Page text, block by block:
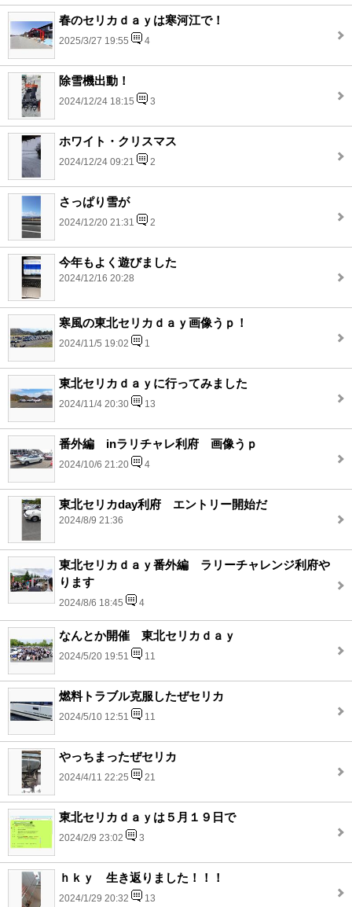
春のセリカｄａｙは寒河江で！
2025/3/27 19:55 4
除雪機出動！
2024/12/24 18:15 3
ホワイト・クリスマス
2024/12/24 09:21 2
さっぱり雪が
2024/12/20 21:31 2
今年もよく遊びました
2024/12/16 20:28
寒風の東北セリカｄａｙ画像うｐ！
2024/11/5 19:02 1
東北セリカｄａｙに行ってみました
2024/11/4 20:30 13
番外編 inラリチャレ利府 画像うｐ
2024/10/6 21:20 4
東北セリカday利府 エントリー開始だ
2024/8/9 21:36
東北セリカｄａｙ番外編 ラリーチャレンジ利府や
ります
2024/8/6 18:45 4
なんとか開催 東北セリカｄａｙ
2024/5/20 19:51 11
燃料トラブル克服したぜセリカ
2024/5/10 12:51 11
やっちまったぜセリカ
2024/4/11 22:25 21
東北セリカｄａｙは５月１９日で
2024/2/9 23:02 3
ｈｋｙ 生き返りました！！！
2024/1/29 20:32 13